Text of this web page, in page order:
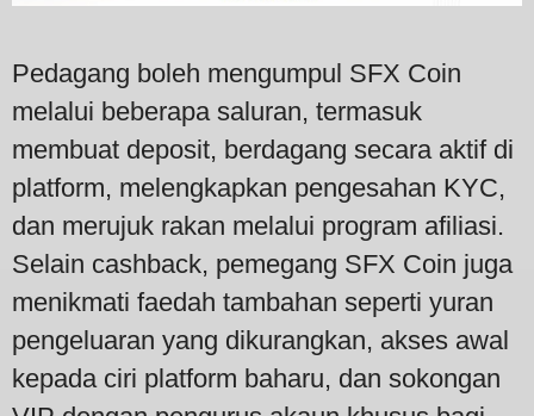
Pedagang boleh mengumpul SFX Coin
melalui beberapa saluran, termasuk
membuat deposit, berdagang secara aktif di
platform, melengkapkan pengesahan KYC,
dan merujuk rakan melalui program afiliasi.
Selain cashback, pemegang SFX Coin juga
menikmati faedah tambahan seperti yuran
pengeluaran yang dikurangkan, akses awal
kepada ciri platform baharu, dan sokongan